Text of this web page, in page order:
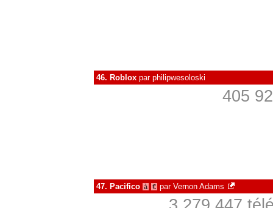
46. Roblox par philipwesoloski
405
47. Pacifico à € par Vernon Adams